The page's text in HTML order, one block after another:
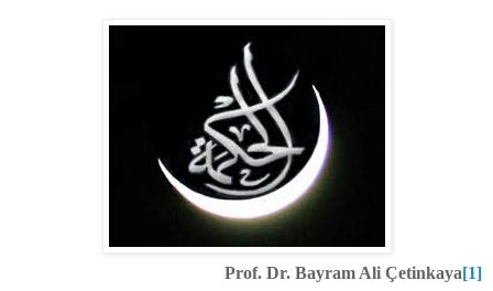
Prof. Dr. Bayram Ali Çetinkaya[1]